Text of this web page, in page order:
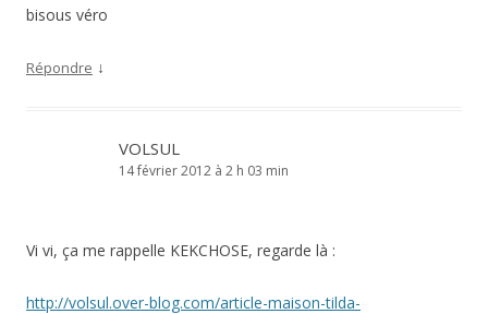
bisous véro
Répondre ↓
VOLSUL
14 février 2012 à 2 h 03 min
Vi vi, ça me rappelle KEKCHOSE, regarde là :
http://volsul.over-blog.com/article-maison-tilda-